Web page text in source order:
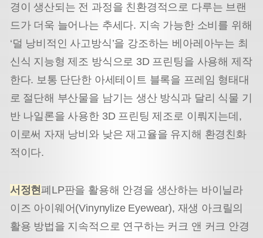
경이 생산되는 전 과정을 친환경적으로 다루는 브랜
드가 더욱 늘어나는 추세다. 지속 가능한 소비를 위해
‘덜 낭비적인 사고방식’을 강조하는 베아레아누는 최
신식 지능형 제조 방식으로 3D 프린팅을 사용해 제작
한다. 보통 단단한 아세테이트 블록을 프레임 형태대
로 절단해 부산물을 남기는 생산 방식과 달리 식물 기
반 나일론을 사용한 3D 프린팅 제조로 이뤄지는데,
이로써 자재 낭비와 낮은 재고율을 유지해 환경친화
적이다.
서정현폐LP판을 활용해 안경을 생산하는 바이닐라
이즈 아이웨어(Vinynylize Eyewear), 재생 아크릴의
활용 방법을 지속적으로 연구하는 커크 앤 커크 안경